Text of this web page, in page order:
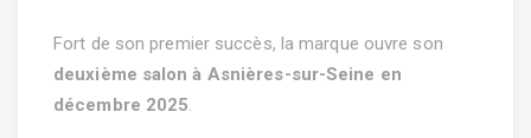
Fort de son premier succès, la marque ouvre son
deuxième salon à Asnières-sur-Seine en
décembre 2025.